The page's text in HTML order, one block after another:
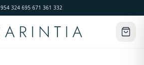
954 324 695·671 361 332